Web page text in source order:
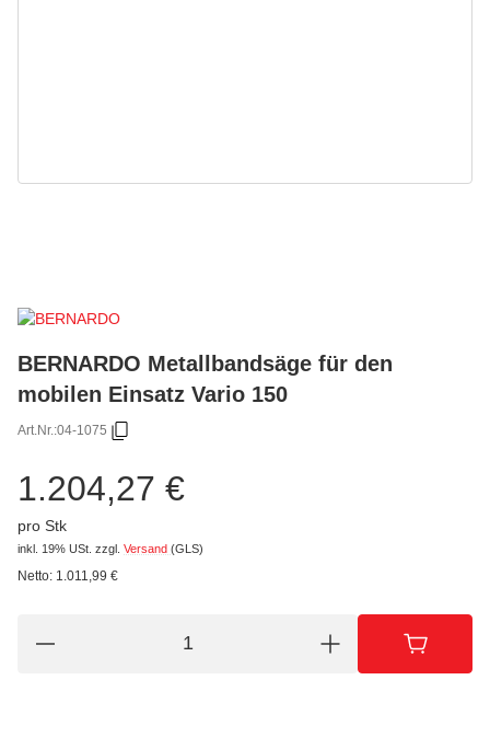
BERNARDO Metallbandsäge für den
mobilen Einsatz Vario 150
Art.Nr.:04-1075
1.204,27 €
pro Stk
inkl. 19% USt. zzgl. Versand (GLS)
Netto: 1.011,99 €